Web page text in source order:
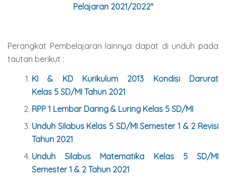
Pelajaran 2021/2022"
Perangkat Pembelajaran lainnya dapat di unduh pada
tautan berikut :
KI & KD Kurikulum 2013 Kondisi Darurat
Kelas 5 SD/MI Tahun 2021
RPP 1 Lembar Daring & Luring Kelas 5 SD/MI
Unduh Silabus Kelas 5 SD/MI Semester 1 & 2 Revisi
Tahun 2021
Unduh Silabus Matematika Kelas 5SD/MI
Semester 1 & 2 Tahun 2021